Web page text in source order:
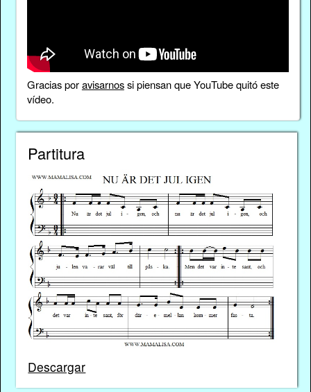
Gracias poravisarnossi piensan que YouTube quitó este
vídeo.
Partitura
Descargar